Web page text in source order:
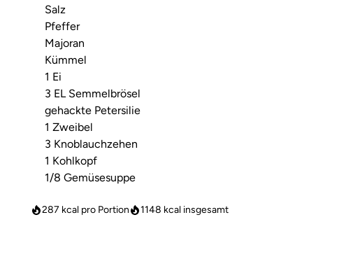
Salz
Pfeffer
Majoran
Kümmel
1 Ei
3 EL Semmelbrösel
gehackte Petersilie
1 Zweibel
3 Knoblauchzehen
1 Kohlkopf
1/8 Gemüsesuppe
287 kcal pro Portion 1148 kcal insgesamt